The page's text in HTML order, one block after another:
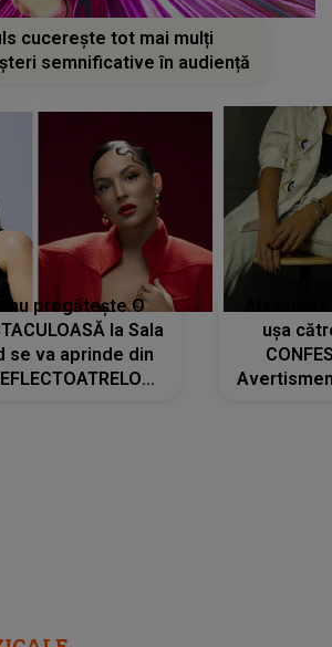
cucerește tot mai mulți
semnificative în audiență
pregătește O
la Sala
se va aprinde din
ușa